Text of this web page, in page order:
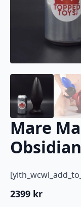
Mare
Obsidian
2399 kr